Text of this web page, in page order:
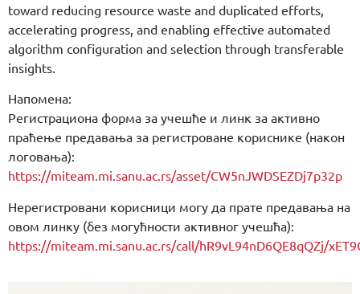
toward reducing resource waste and duplicated efforts,
accelerating progress, and enabling effective automated
algorithm configuration and selection through transferable
insights.
Напомена:
Регистрациона форма за учешће и линк за активно
праћење предавања за регистроване кориснике (након
логовања):
https://miteam.mi.sanu.ac.rs/asset/CW5nJWDSEZDj7p32p
Нерегистровани корисници могу да прате предавања на
овом линку (без могућности активног учешћа):
https://miteam.mi.sanu.ac.rs/call/hR9vL94nD6QE8qQZj/